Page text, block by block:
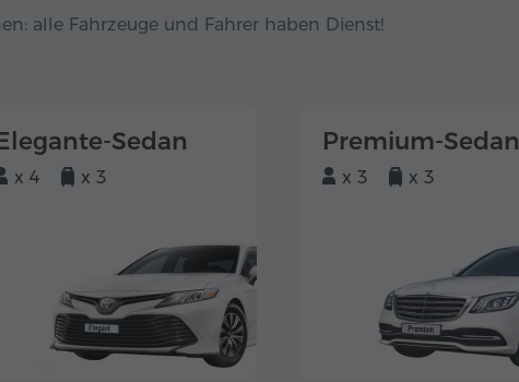
alle Fahrzeuge und Fahrer haben Dienst!
Sedan
x 4 x 3
Premium-Sedan
x 3 x 3